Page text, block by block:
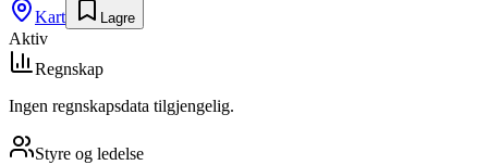
Kart
Lagre
Aktiv
Regnskap
Ingen regnskapsdata tilgjengelig.
Styre og ledelse